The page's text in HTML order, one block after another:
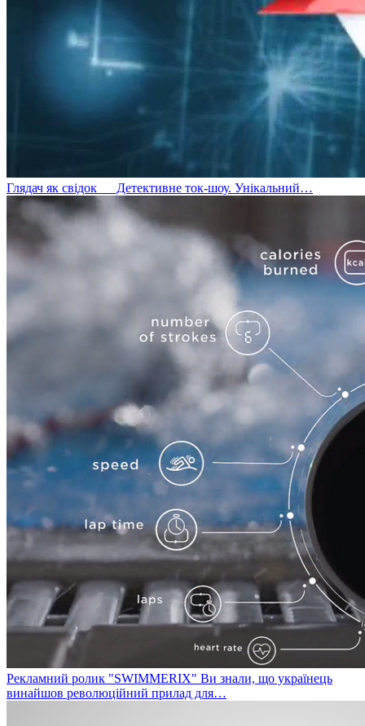
Глядач як свідок Детективне ток-шоу. Унікальний…
Рекламний ролик "SWIMMERIX" Ви знали, що українець
винайшов революційний прилад для…